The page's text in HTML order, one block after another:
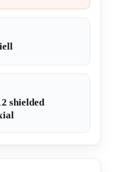
shielded